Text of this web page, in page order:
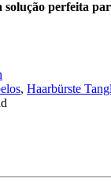
perfeita
, Haarbürste